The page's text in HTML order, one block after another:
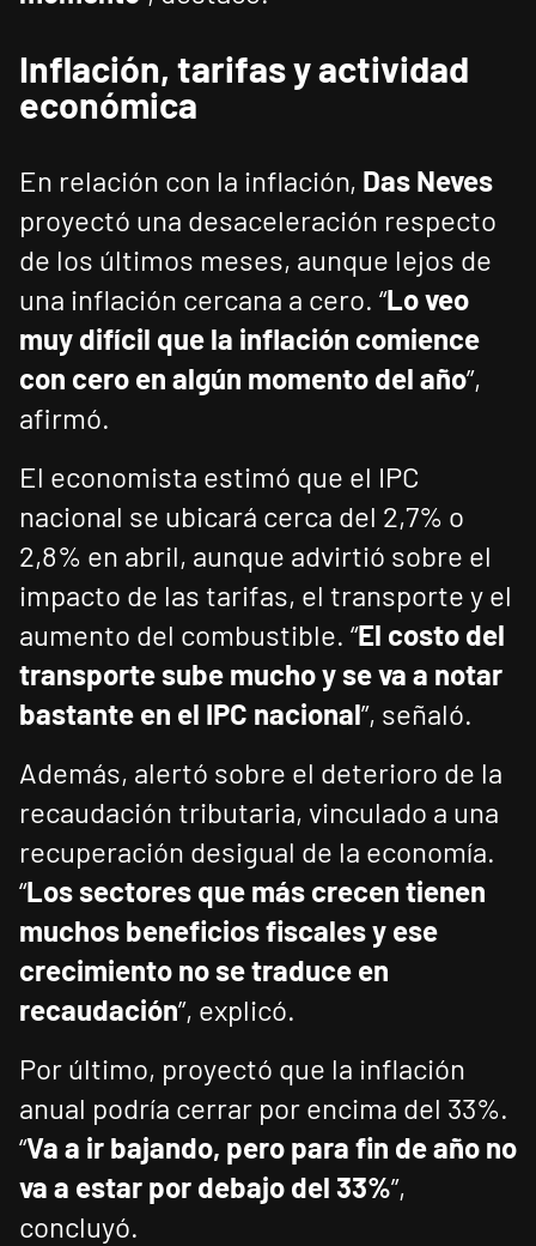
Inflación, tarifas y actividad
económica
En relación con la inflación, Das Neves
proyectó una desaceleración respecto
de los últimos meses, aunque lejos de
una inflación cercana a cero. “Lo veo
muy difícil que la inflación comience
con cero en algún momento del año”,
afirmó.
El economista estimó que el IPC
nacional se ubicará cerca del 2,7% o
2,8% en abril, aunque advirtió sobre el
impacto de las tarifas, el transporte y el
aumento del combustible. “El costo del
transporte sube mucho y se va a notar
bastante en el IPC nacional”, señaló.
Además, alertó sobre el deterioro de la
recaudación tributaria, vinculado a una
recuperación desigual de la economía.
“Los sectores que más crecen tienen
muchos beneficios fiscales y ese
crecimiento no se traduce en
recaudación”, explicó.
Por último, proyectó que la inflación
anual podría cerrar por encima del 33%.
“Va a ir bajando, pero para fin de año no
va a estar por debajo del 33%”,
concluyó.